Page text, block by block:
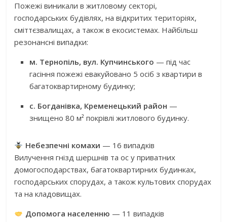
Пожежі виникали в житловому секторі,
господарських будівлях, на відкритих територіях,
сміттєзвалищах, а також в екосистемах. Найбільш
резонансні випадки:
м. Тернопіль, вул. Купчинського — під час
гасіння пожежі евакуйовано 5 осіб з квартири в
багатоквартирному будинку;
с. Богданівка, Кременецький район —
знищено 80 м² покрівлі житлового будинку.
Небезпечні комахи — 16 випадків
Вилучення гнізд шершнів та ос у приватних
домогосподарствах, багатоквартирних будинках,
господарських спорудах, а також культових спорудах
та на кладовищах.
Допомога населенню — 11 випадків